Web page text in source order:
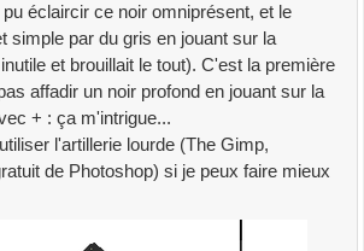
éclaircir ce noir omniprésent, et le
simple par du gris en jouant sur la
et brouillait le tout). C'est la première
affadir un noir profond en jouant sur la
+ : ça m'intrigue...
l'artillerie lourde (The Gimp,
de Photoshop) si je peux faire mieux